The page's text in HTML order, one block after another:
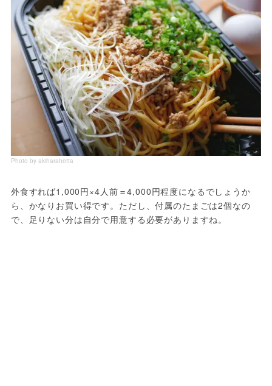
Photo by akiharahetta
外食すれば1,000円×4人前＝4,000円程度になるでしょうか
ら、かなりお買い得です。ただし、付属のたまごは2個なの
で、足りない分は自分で用意する必要がありますね。